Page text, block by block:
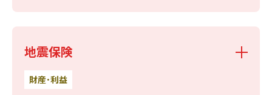
地震保険
財産･利益